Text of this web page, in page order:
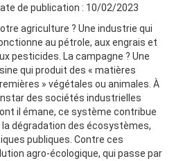
de publication : 10/02/2023
agriculture ? Une industrie qui
au pétrole, aux engrais et
pesticides. La campagne ? Une
qui produit des « matières
» végétales ou animales. À
des sociétés industrielles
il émane, ce système contribue
dégradation des écosystèmes,
publiques. Contre ces
agro-écologique, qui passe par